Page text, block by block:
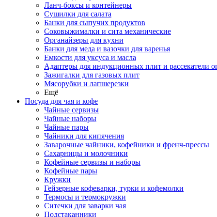
Ланч-боксы и контейнеры
Сушилки для салата
Банки для сыпучих продуктов
Соковыжималки и сита механические
Органайзеры для кухни
Банки для меда и вазочки для варенья
Емкости для уксуса и масла
Адаптеры для индукционных плит и рассекатели
Зажигалки для газовых плит
Мясорубки и лапшерезки
Ещё
Посуда для чая и кофе
Чайные сервизы
Чайные наборы
Чайные пары
Чайники для кипячения
Заварочные чайники, кофейники и френч-прессы
Сахарницы и молочники
Кофейные сервизы и наборы
Кофейные пары
Кружки
Гейзерные кофеварки, турки и кофемолки
Термосы и термокружки
Ситечки для заварки чая
Подстаканники